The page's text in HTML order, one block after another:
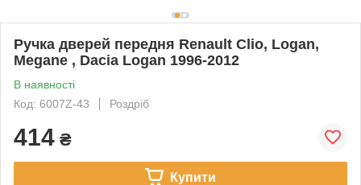
Ручка дверей передня Renault Clio, Logan,
Megane , Dacia Logan 1996-2012
В наявності
Код: 6007Z-43
Роздріб
414 ₴
Купити